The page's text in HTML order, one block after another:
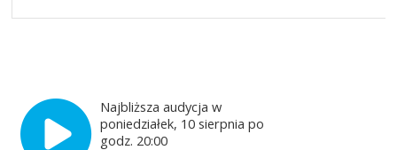
Najbliższa audycja w
poniedziałek, 10 sierpnia po
godz. 20:00